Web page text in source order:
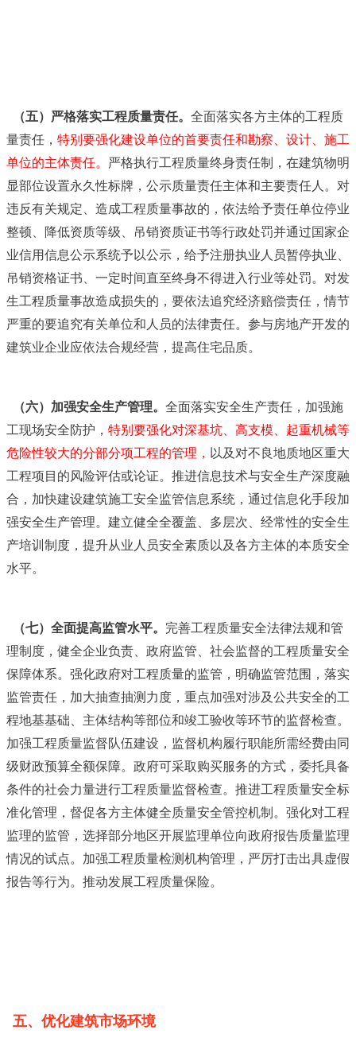
（五）严格落实工程质量责任。 全面落实各方主体的工程质
量责任， 特别要强化建设单位的首要责任和勘察、设计、施工
单位的主体责任。 严格执行工程质量终身责任制，在建筑物明
显部位设置永久性标牌，公示质量责任主体和主要责任人。对
违反有关规定、造成工程质量事故的，依法给予责任单位停业
整顿、降低资质等级、吊销资质证书等行政处罚并通过国家企
业信用信息公示系统予以公示，给予注册执业人员暂停执业、
吊销资格证书、一定时间直至终身不得进入行业等处罚。对发
生工程质量事故造成损失的，要依法追究经济赔偿责任，情节
严重的要追究有关单位和人员的法律责任。参与房地产开发的
建筑业企业应依法合规经营，提高住宅品质。
（六）加强安全生产管理。 全面落实安全生产责任，加强施
工现场安全防护， 特别要强化对深基坑、高支模、起重机械等
危险性较大的分部分项工程的管理， 以及对不良地质地区重大
工程项目的风险评估或论证。推进信息技术与安全生产深度融
合，加快建设建筑施工安全监管信息系统，通过信息化手段加
强安全生产管理。建立健全全覆盖、多层次、经常性的安全生
产培训制度，提升从业人员安全素质以及各方主体的本质安全
水平。
（七）全面提高监管水平。 完善工程质量安全法律法规和管
理制度，健全企业负责、政府监管、社会监督的工程质量安全
保障体系。强化政府对工程质量的监管，明确监管范围，落实
监管责任，加大抽查抽测力度，重点加强对涉及公共安全的工
程地基基础、主体结构等部位和竣工验收等环节的监督检查。
加强工程质量监督队伍建设，监督机构履行职能所需经费由同
级财政预算全额保障。政府可采取购买服务的方式，委托具备
条件的社会力量进行工程质量监督检查。推进工程质量安全标
准化管理，督促各方主体健全质量安全管控机制。强化对工程
监理的监管，选择部分地区开展监理单位向政府报告质量监理
情况的试点。加强工程质量检测机构管理，严厉打击出具虚假
报告等行为。推动发展工程质量保险。
五、优化建筑市场环境